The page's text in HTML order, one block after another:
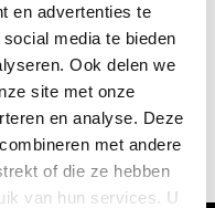
en advertenties te
media te bieden
Ook delen we
site met onze
en analyse. Deze
met andere
of die ze hebben
van hun services. U
Amsterdam hebben
(1953). Het gaat
(2021), die ze maakte
protesten in haar
Carrie Mae Weems:
van zijn, is vanaf 7
Rijksmuseum.